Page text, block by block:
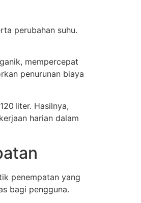
perubahan suhu.
mempercepat
penurunan biaya
liter. Hasilnya,
harian dalam
penempatan yang
bagi pengguna.